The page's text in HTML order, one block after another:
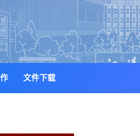
文件下载